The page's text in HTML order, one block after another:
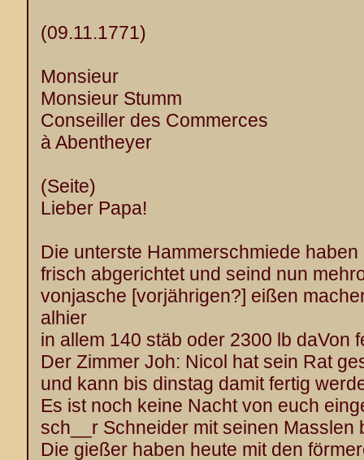
(09.11.1771)
Monsieur
Monsieur Stumm
Conseiller des Commerces
à Abentheyer
(Seite)
Lieber Papa!
Die unterste Hammerschmiede
frisch abgerichtet und seind nun
vonjasche [vorjährigen?] eißen
alhier
in allem 140 stäb oder 2300 lb daVon
Der Zimmer Joh: Nicol hat sein Rat
und kann bis dinstag damit fertig
Es ist noch keine Nacht von euch
sch__r Schneider mit seinen Masslen
Die gießer haben heute mit den